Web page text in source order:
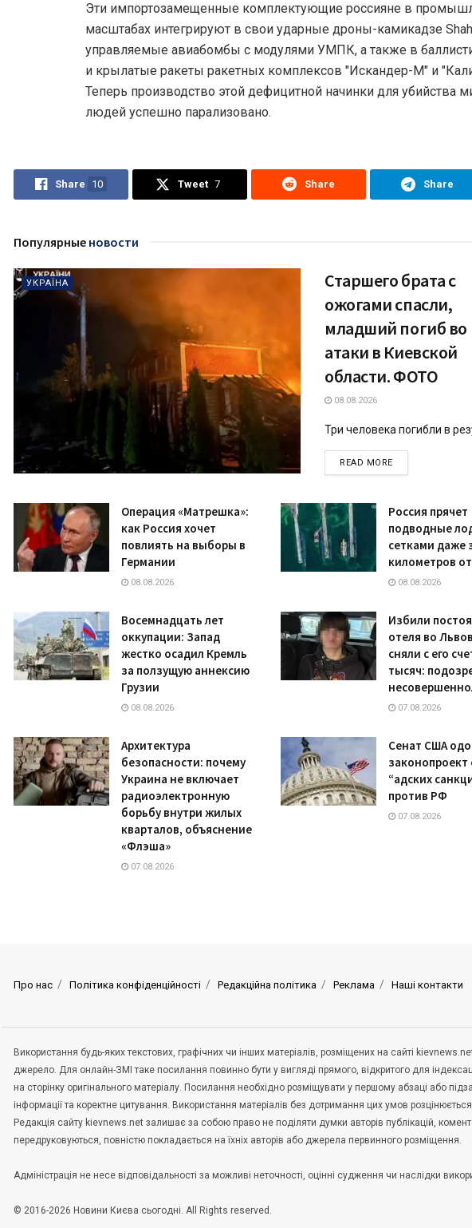
Эти импортозамещенные комплектующие россияне в
масштабах интегрируют в свои ударные дроны-камикадзе
управляемые авиабомбы с модулями УМПК, а также в
и крылатые ракеты ракетных комплексов "Искандер-М" и
Теперь производство этой дефицитной начинки для убийства
людей успешно парализовано.
Share 10 Tweet 7 Share Share
Популярные новости
УКРАЇНА
Старшего брата с
ожогами спасли,
младший погиб во
атаки в Киевской
области. ФОТО
08.08.2026
Три человека погибли в
READ MOREDETAILS
Операция «Матрешка»:
как Россия хочет
повлиять на выборы в
Германии
08.08.2026
Россия прячет
подводные
сетками даже
километров
08.08.2026
Восемнадцать лет
оккупации: Запад
жестко осадил Кремль
за ползущую аннексию
Грузии
08.08.2026
Избили
отеля во
сняли с его
тысяч:
07.08.2026
Архитектура
безопасности: почему
Украина не включает
радиоэлектронную
борьбу внутри жилых
кварталов, объяснение
«Флэша»
07.08.2026
Сенат США
законопроект
“адских
против РФ
07.08.2026
Про нас Політика конфіденційності Редакційна політика Реклама Наші контакти
Використання будь-яких текстових, графічних чи інших матеріалів, розміщених на сайті
джерело. Для онлайн-ЗМІ таке посилання повинно бути у вигляді прямого, відкритого для
на сторінку оригінального матеріалу. Посилання необхідно розміщувати у першому абзаці або
інформації та коректне цитування. Використання матеріалів без дотримання цих умов
Редакція сайту kievnews.net залишає за собою право не поділяти думки авторів публікацій,
передруковуються, повністю покладається на їхніх авторів або джерела первинного розміщення.
Адміністрація не несе відповідальності за можливі неточності, оцінні судження чи наслідки
© 2016-2026 Новини Києва сьогодні. All Rights reserved.